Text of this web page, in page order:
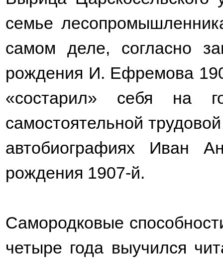
семье
самом деле, согласно
рождения И. Ефремова
«состарил» себя на
самостоятельной
автобиографиях Иван
рождения 1907-й.
Самородковые
четыре года выучился